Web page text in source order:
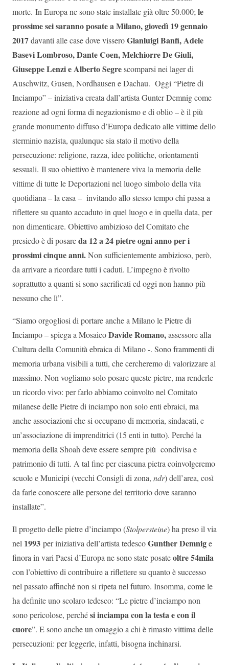
morte. In Europa ne sono state installate già oltre 50.000; le
prossime sei saranno posate a Milano, giovedì 19 gennaio
2017davanti alle case dove visseroGianluigi Banfi, Adele
Basevi Lombroso, Dante Coen, Melchiorre De Giuli,
Giuseppe Lenzi e Alberto Segrescomparsi nei lager di
Auschwitz, Gusen, Nordhausen e Dachau. Oggi “Pietre di
Inciampo” – iniziativa creata dall’artista Gunter Demnig come
reazione ad ogni forma di negazionismo e di oblio – è il più
grande monumento diffuso d’Europa dedicato alle vittime dello
sterminio nazista, qualunque sia stato il motivo della
persecuzione: religione, razza, idee politiche, orientamenti
sessuali. Il suo obiettivo è mantenere viva la memoria delle
vittime di tutte le Deportazioni nel luogo simbolo della vita
quotidiana – la casa – invitando allo stesso tempo chi passa a
riflettere su quanto accaduto in quel luogo e in quella data, per
non dimenticare. Obiettivo ambizioso del Comitato che
presiedo è di posareda 12 a 24 pietre ogni anno per i
prossimi cinque anni.Non sufficientemente ambizioso, però,
da arrivare a ricordare tutti i caduti. L’impegno è rivolto
soprattutto a quanti si sono sacrificati ed oggi non hanno più
nessuno che lì”.
“Siamo orgogliosi di portare anche a Milano le Pietre di
Inciampo – spiega a MosaicoDavide Romano,assessore alla
Cultura della Comunità ebraica di Milano -. Sono frammenti di
memoria urbana visibili a tutti, che cercheremo di valorizzare al
massimo. Non vogliamo solo posare queste pietre, ma renderle
un ricordo vivo: per farlo abbiamo coinvolto nel Comitato
milanese delle Pietre di inciampo non solo enti ebraici, ma
anche associazioni che si occupano di memoria, sindacati, e
un’associazione di imprenditrici (15 enti in tutto). Perché la
memoria della Shoah deve essere sempre più condivisa e
patrimonio di tutti. A tal fine per ciascuna pietra coinvolgeremo
scuole e Municipi (vecchi Consigli di zona, ndr) dell’area, così
da farle conoscere alle persone del territorio dove saranno
installate”.
Il progetto delle pietre d’inciampo (Stolpersteine) ha preso il via
nel 1993 per iniziativa dell’artista tedescoGunther Demnige
finora in vari Paesi d’Europa ne sono state posateoltre 54mila
con l’obiettivo di contribuire a riflettere su quanto è successo
nel passato affinché non si ripeta nel futuro. Insomma, come le
ha definite uno scolaro tedesco: “Le pietre d’inciampo non
sono pericolose, perchési inciampa con la testa e con il
cuore”. E sono anche un omaggio a chi è rimasto vittima delle
persecuzioni: per leggerle, infatti, bisogna inchinarsi.